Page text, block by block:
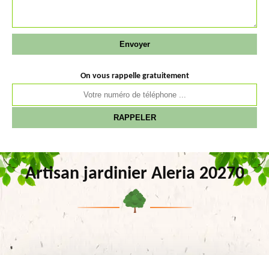
On vous rappelle gratuitement
Artisan jardinier Aleria 20270